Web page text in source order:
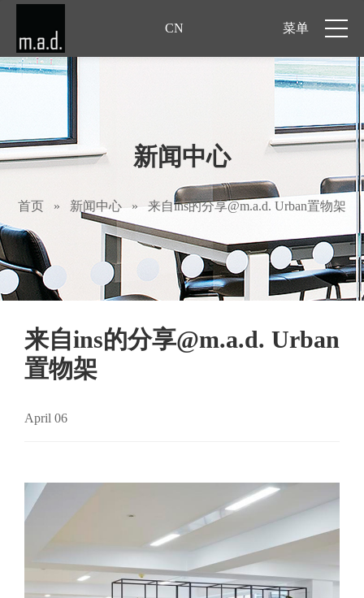
CN 菜单
新闻中心
首页 » 新闻中心 » 来自ins的分享@m.a.d. Urban置物架
来自ins的分享@m.a.d. Urban
置物架
April 06